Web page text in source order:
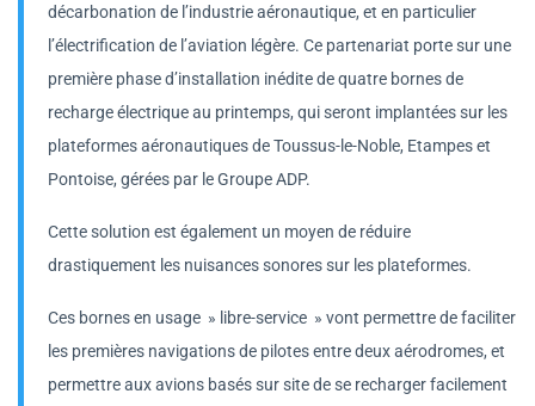
décarbonation de l’industrie aéronautique, et en particulier
l’électrification de l’aviation légère. Ce partenariat porte sur une
première phase d’installation inédite de quatre bornes de
recharge électrique au printemps, qui seront implantées sur les
plateformes aéronautiques de Toussus-le-Noble, Etampes et
Pontoise, gérées par le Groupe ADP.
Cette solution est également un moyen de réduire
drastiquement les nuisances sonores sur les plateformes.
Ces bornes en usage » libre-service » vont permettre de faciliter
les premières navigations de pilotes entre deux aérodromes, et
permettre aux avions basés sur site de se recharger facilement